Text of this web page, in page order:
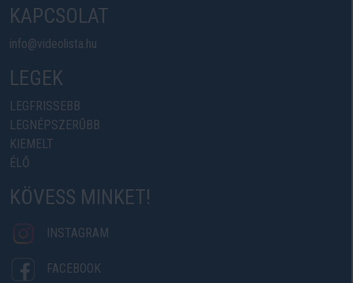
KAPCSOLAT
info@videolista.hu
LEGEK
LEGFRISSEBB
LEGNÉPSZERŰBB
KIEMELT
ÉLŐ
KÖVESS MINKET!
INSTAGRAM
FACEBOOK